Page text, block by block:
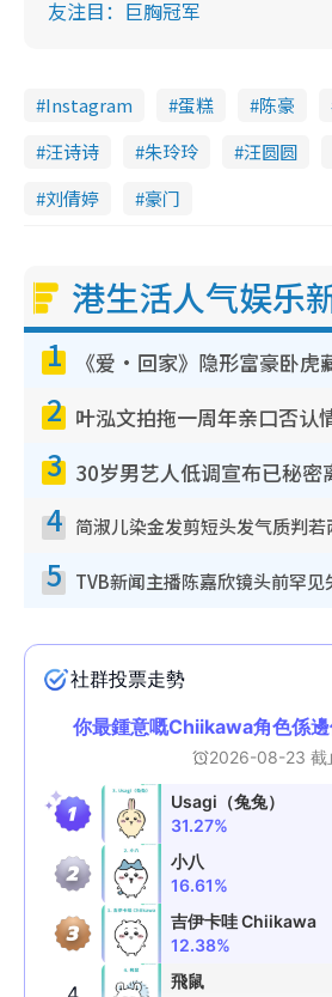
友注目：巨胸冠军
Instagram 蛋糕 陈豪
汪诗诗
朱玲玲 汪圆圆
刘倩婷
豪门
港生活人气娱乐
1
2
3
4
5